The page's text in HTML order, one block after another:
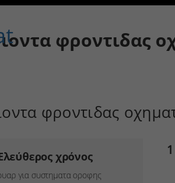
φροντιδας
φροντιδας
χρόνος
για συστηματα οροφης
1